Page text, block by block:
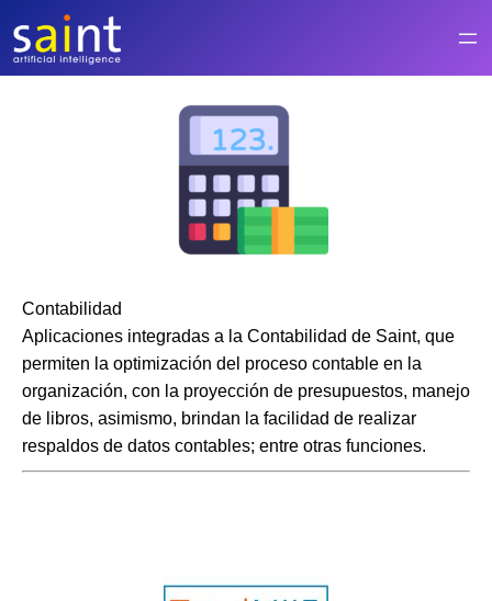
contenido
Contabilidad
Aplicaciones integradas a la Contabilidad de Saint, que
permiten la optimización del proceso contable en la
organización, con la proyección de presupuestos, manejo
de libros, asimismo, brindan la facilidad de realizar
respaldos de datos contables; entre otras funciones.